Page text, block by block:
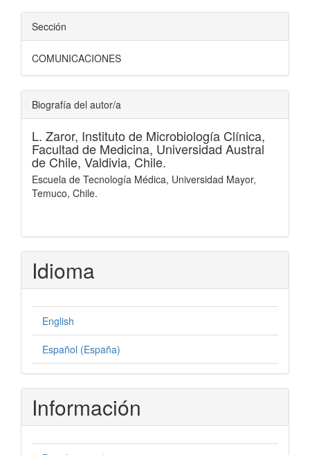
Sección
COMUNICACIONES
Biografía del autor/a
L. Zaror, Instituto de Microbiología Clínica,
Facultad de Medicina, Universidad Austral
de Chile, Valdivia, Chile.
Escuela de Tecnología Médica, Universidad Mayor,
Temuco, Chile.
Idioma
English
Español (España)
Información